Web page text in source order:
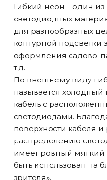
Гибкий неон – один
светодиодных
для разнообразных
контурной подсветки
оформления садово-
т.д.
По внешнему виду
называется холодный
кабель с
светодиодами.
поверхности кабеля
распределению
имеет ровный мягкий
быть использован на
зрителя».